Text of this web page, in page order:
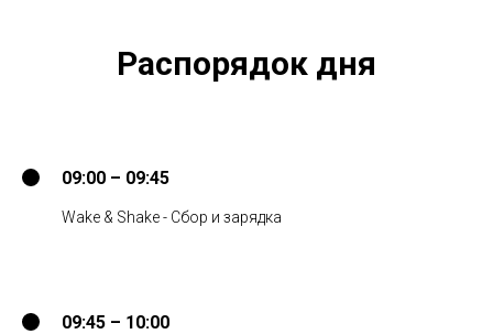
Распорядок дня
09:00 – 09:45
Wake & Shake - Сбор и зарядка
09:45 – 10:00